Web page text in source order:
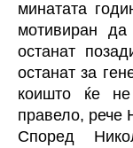
минатата
мотивиран
останат
останат за
коишто ќе
правело, рече
Според